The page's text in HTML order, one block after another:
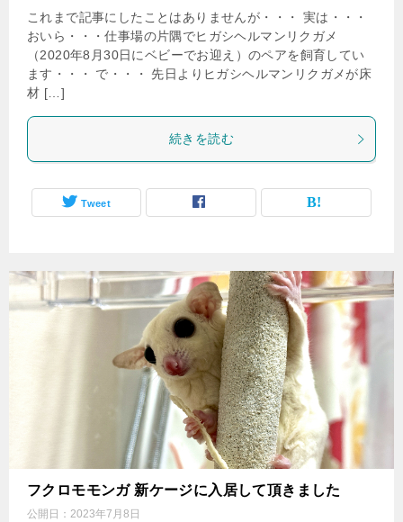
これまで記事にしたことはありませんが・・・ 実は・・・
おいら・・・仕事場の片隅でヒガシヘルマンリクガメ
（2020年8月30日にベビーでお迎え）のペアを飼育してい
ます・・・ で・・・ 先日よりヒガシヘルマンリクガメが床
材 […]
続きを読む
Tweet
フクロモモンガ 新ケージに入居して頂きました
公開日： 2023年7月8日